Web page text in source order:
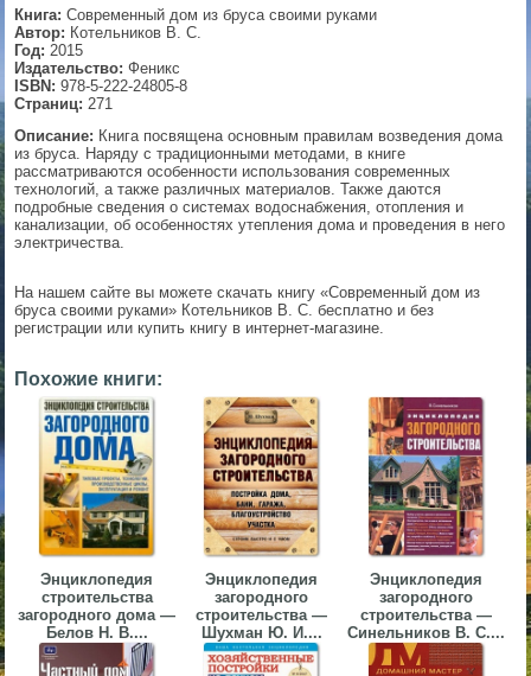
Книга: Современный дом из бруса своими руками
Автор: Котельников В. С.
Год: 2015
Издательство: Феникс
ISBN: 978-5-222-24805-8
Страниц: 271
Описание: Книга посвящена основным правилам возведения дома
из бруса. Наряду с традиционными методами, в книге
рассматриваются особенности использования современных
технологий, а также различных материалов. Также даются
подробные сведения о системах водоснабжения, отопления и
канализации, об особенностях утепления дома и проведения в него
электричества.
На нашем сайте вы можете скачать книгу «Современный дом из
бруса своими руками» Котельников В. С. бесплатно и без
регистрации или купить книгу в интернет-магазине.
Похожие книги:
Энциклопедия
строительства
загородного дома —
Белов Н. В....
Энциклопедия
загородного
строительства —
Шухман Ю. И....
Энциклопедия
загородного
строительства —
Синельников В. С....
▼
▼
▼
▼